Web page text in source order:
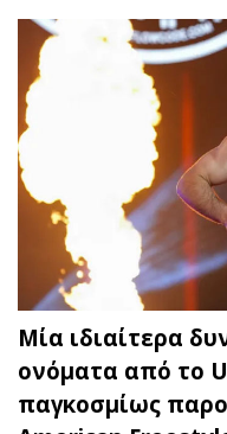
Μία ιδιαίτερα
ονόματα από το
παγκοσμίως